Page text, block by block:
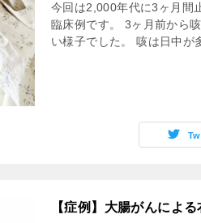
今回は2,000年代に3ヶ月間
臨床例です。 3ヶ月前から
い様子でした。 咳は日中
【症例】大腸がんによ